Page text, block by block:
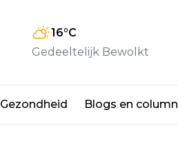
16°C
Gedeeltelijk Bewolkt
Gezondheid Blogs en